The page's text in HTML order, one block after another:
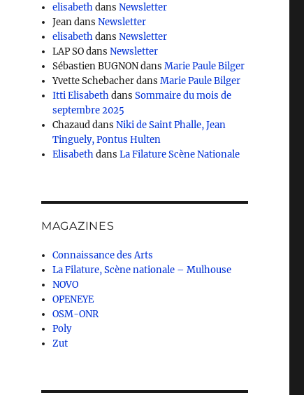
elisabethdansNewsletter
JeandansNewsletter
elisabethdansNewsletter
LAP SOdansNewsletter
Sébastien BUGNONdansMarie Paule Bilger
Yvette SchebacherdansMarie Paule Bilger
Itti ElisabethdansSommaire du mois de
septembre 2025
ChazauddansNiki de Saint Phalle, Jean
Tinguely, Pontus Hulten
ElisabethdansLa Filature Scène Nationale
MAGAZINES
Connaissance des Arts
La Filature, Scène nationale – Mulhouse
NOVO
OPENEYE
OSM-ONR
Poly
Zut